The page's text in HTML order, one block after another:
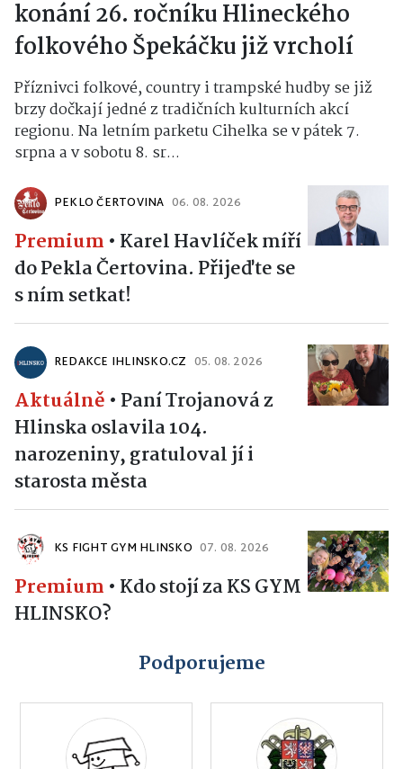
konání 26. ročníku Hlineckého
folkového Špekáčku již vrcholí
Příznivci folkové, country i trampské hudby se již
brzy dočkají jedné z tradičních kulturních akcí
regionu. Na letním parketu Cihelka se v pátek 7.
srpna a v sobotu 8. sr...
PEKLO ČERTOVINA 06. 08. 2026
Premium • Karel Havlíček míří
do Pekla Čertovina. Přijeďte se
s ním setkat!
REDAKCE IHLINSKO.CZ 05. 08. 2026
Aktuálně • Paní Trojanová z
Hlinska oslavila 104.
narozeniny, gratuloval jí i
starosta města
KS FIGHT GYM HLINSKO 07. 08. 2026
Premium • Kdo stojí za KS GYM
HLINSKO?
Podporujeme